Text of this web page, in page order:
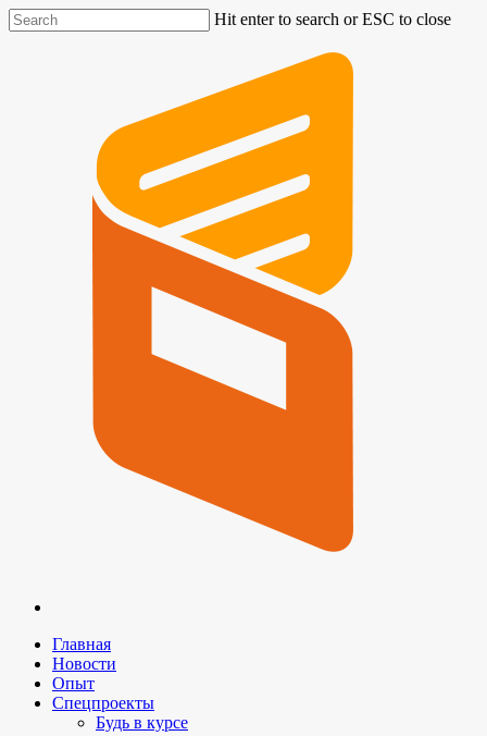
Hit enter to search or ESC to close
Главная
Новости
Опыт
Спецпроекты
Будь в курсе